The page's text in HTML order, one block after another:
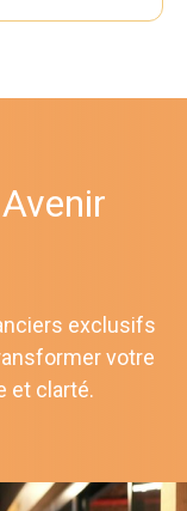
exclusifs
votre
et clarté.